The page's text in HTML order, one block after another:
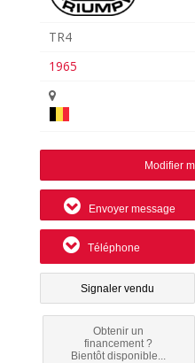
TR4
1965
Modifier
Envoyer message
Téléphone
Signaler vendu
Obtenir un
financement ?
Bientôt disponible...